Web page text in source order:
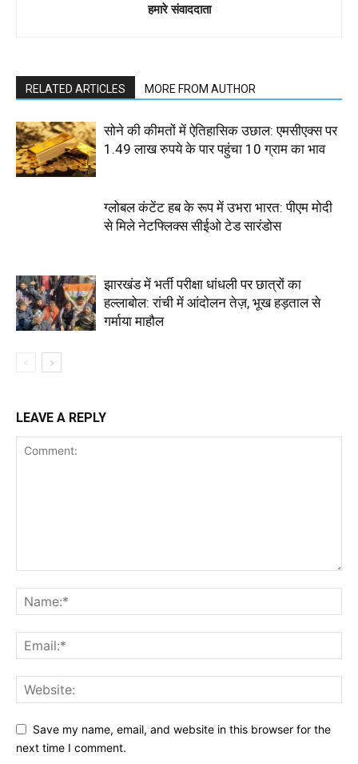
हमारे संवाददाता
RELATED ARTICLES MORE FROM AUTHOR
सोने की कीमतों में ऐतिहासिक उछाल: एमसीएक्स पर
1.49 लाख रुपये के पार पहुंचा 10 ग्राम का भाव
ग्लोबल कंटेंट हब के रूप में उभरा भारत: पीएम मोदी
से मिले नेटफ्लिक्स सीईओ टेड सारंडोस
झारखंड में भर्ती परीक्षा धांधली पर छात्रों का
हल्लाबोल: रांची में आंदोलन तेज़, भूख हड़ताल से
गर्माया माहौल
LEAVE A REPLY
Save my name, email, and website in this browser for the
next time I comment.